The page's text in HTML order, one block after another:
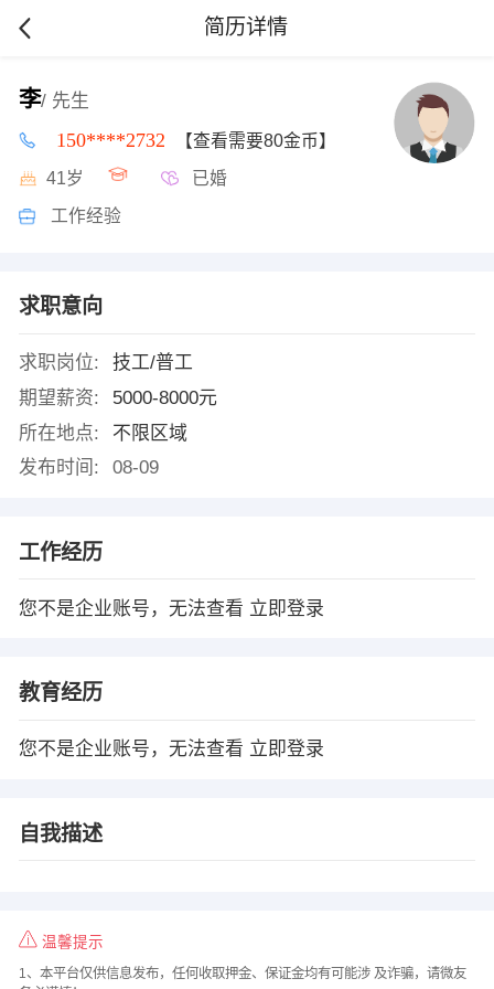
简历详情
李/ 先生
150****2732 【查看需要80金币】
41岁 已婚
工作经验
求职意向
求职岗位:
技工/普工
期望薪资:
5000-8000元
所在地点:
不限区域
发布时间:
08-09
工作经历
您不是企业账号，无法查看 立即登录
教育经历
您不是企业账号，无法查看 立即登录
自我描述
温馨提示
1、本平台仅供信息发布，任何收取押金、保证金均有可能涉 及诈骗，请微友